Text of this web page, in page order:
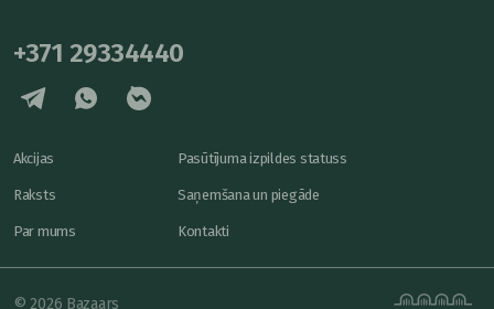
+371 29334440
Akcijas
Raksts
Par mums
Pasūtījuma izpildes statuss
Saņemšana un piegāde
Kontakti
© 2026 Bazaars